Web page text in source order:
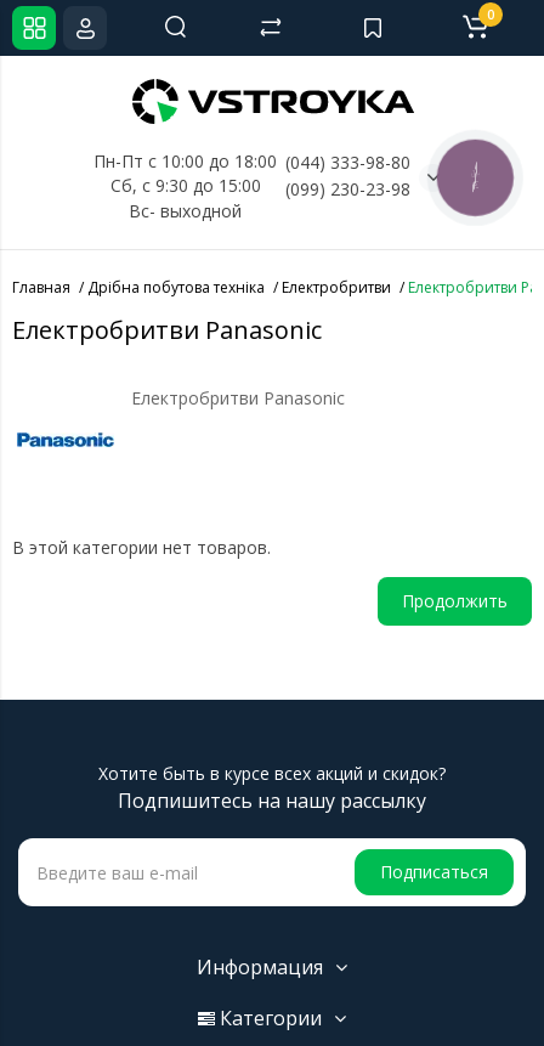
Пн-Пт с 10:00 до 18:00
Сб, с 9:30 до 15:00
Вс- выходной
(044) 333-98-80
(099) 230-23-98
0
Главная Дрібна побутова техніка Електробритви Електробритви
Електробритви Panasonic
Електробритви Panasonic
В этой категории нет товаров.
Продолжить
Хотите быть в курсе всех акций и скидок?
Подпишитесь на нашу рассылку
Подписаться
Информация
Категории
КНОПКА
СВЯЗИ